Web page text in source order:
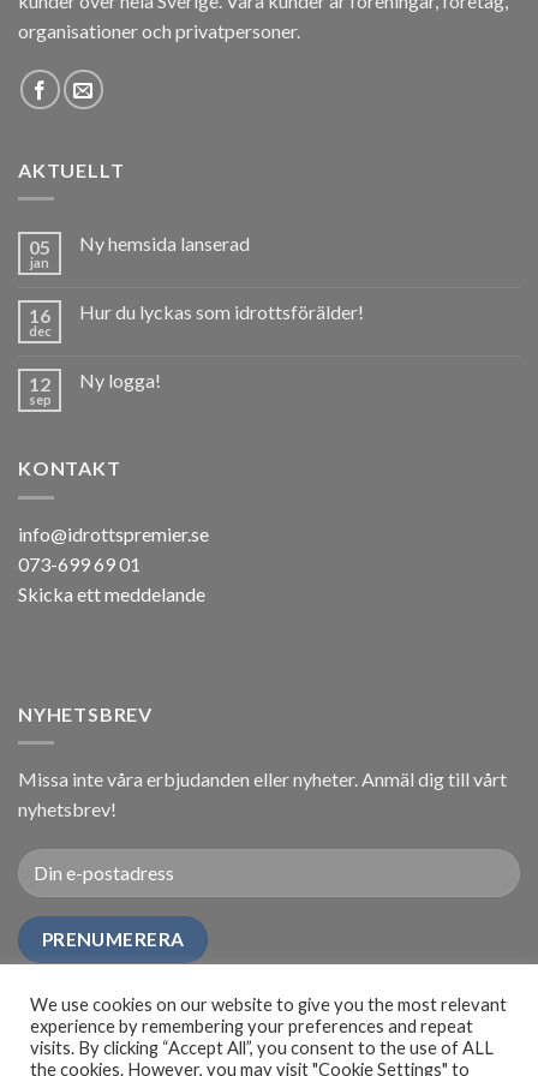
organisationer och privatpersoner.
AKTUELLT
05
jan
Ny hemsida lanserad
16
dec
Hur du lyckas som idrottsförälder!
12
sep
Ny logga!
KONTAKT
info@idrottspremier.se
073-699 69 01
Skicka ett meddelande
NYHETSBREV
Missa inte våra erbjudanden eller nyheter. Anmäl dig till vårt
nyhetsbrev!
We use cookies on our website to give you the most relevant
experience by remembering your preferences and repeat
visits. By clicking “Accept All”, you consent to the use of ALL
the cookies. However, you may visit "Cookie Settings" to